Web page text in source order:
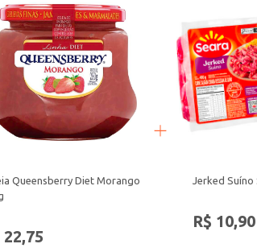
Queensberry Diet Morango
22,75
Jerked Suíno
R$ 10,90